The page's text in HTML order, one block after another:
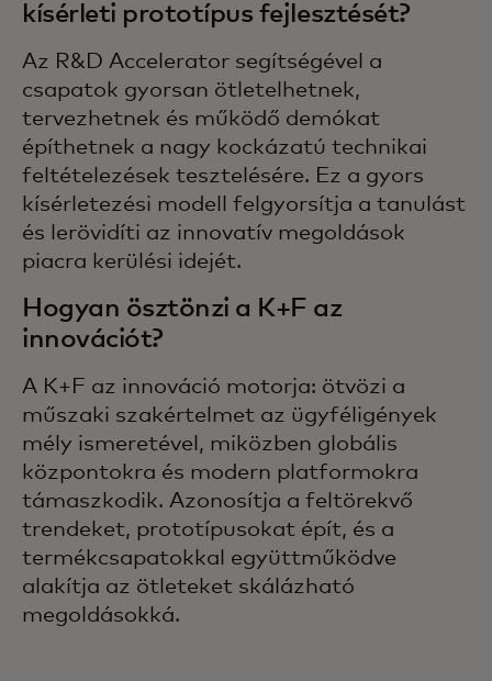
kísérleti prototípus fejlesztését?
Az R&D Accelerator segítségével a
csapatok gyorsan ötletelhetnek,
tervezhetnek és működő demókat
építhetnek a nagy kockázatú technikai
feltételezések tesztelésére. Ez a gyors
kísérletezési modell felgyorsítja a tanulást
és lerövidíti az innovatív megoldások
piacra kerülési idejét.
Hogyan ösztönzi a K+F az
innovációt?
A K+F az innováció motorja: ötvözi a
műszaki szakértelmet az ügyféligények
mély ismeretével, miközben globális
központokra és modern platformokra
támaszkodik. Azonosítja a feltörekvő
trendeket, prototípusokat épít, és a
termékcsapatokkal együttműködve
alakítja az ötleteket skálázható
megoldásokká.